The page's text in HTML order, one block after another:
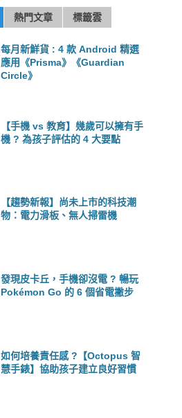
熱門文章 標籤雲
每月新鮮貨 : 4 款 Android 精選
應用《Prisma》《Guardian
Circle》
【手機 vs 教育】幾歲可以擁有手
機 ? 為孩子評估的 4 大要點
【趨勢新報】尚未上市的科技潮
物：電力滑板、無人掃雷機
發現皮卡丘，手機卻沒電 ? 暢玩
Pokémon Go 的 6 個省電撇步
如何培養責任感 ?【Octopus 智
慧手錶】協助孩子建立良好習慣